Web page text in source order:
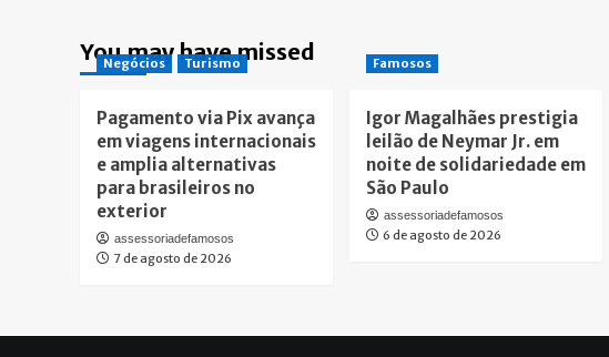
You may have missed
Negócios Turismo
Pagamento via Pix avança
em viagens internacionais
e amplia alternativas
para brasileiros no
exterior
assessoriadefamosos
7 de agosto de 2026
Famosos
Igor Magalhães prestigia
leilão de Neymar Jr. em
noite de solidariedade em
São Paulo
assessoriadefamosos
6 de agosto de 2026